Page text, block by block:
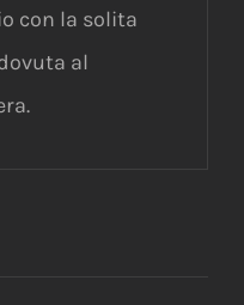
con la solita
al